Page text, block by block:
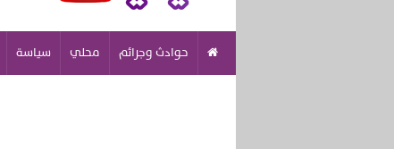
حوادث وجرائم محلي سياسة